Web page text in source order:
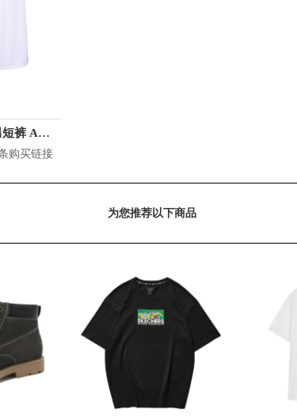
Adidas 曼联足球男短裤 AI6714
购买链接
为您推荐以下商品